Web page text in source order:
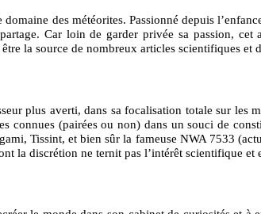
des météorites. Passionné depuis
Car loin de garder privée sa passion,
la source de nombreux articles scientifiques
plus averti, dans sa focalisation totale sur les
connues (pairées ou non) dans un souci de
Tissint, et bien sûr la fameuse NWA 7533
la discrétion ne ternit pas l’intérêt scientifique et